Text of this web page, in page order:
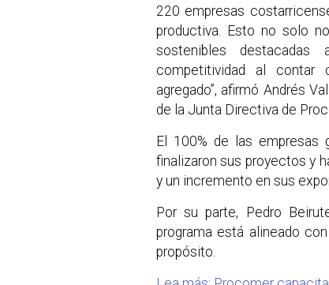
220 empresas
productiva. Esto no solo
sostenibles
competitividad al contar
agregado”, afirmó Andrés
de la Junta Directiva de
El 100% de las empresas
finalizaron sus proyectos y
y un incremento en sus
Por su parte, Pedro
programa está alineado
propósito.